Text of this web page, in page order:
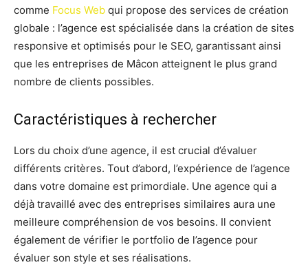
comme Focus Web qui propose des services de création
globale : l’agence est spécialisée dans la création de sites
responsive et optimisés pour le SEO, garantissant ainsi
que les entreprises de Mâcon atteignent le plus grand
nombre de clients possibles.
Caractéristiques à rechercher
Lors du choix d’une agence, il est crucial d’évaluer
différents critères. Tout d’abord, l’expérience de l’agence
dans votre domaine est primordiale. Une agence qui a
déjà travaillé avec des entreprises similaires aura une
meilleure compréhension de vos besoins. Il convient
également de vérifier le portfolio de l’agence pour
évaluer son style et ses réalisations.